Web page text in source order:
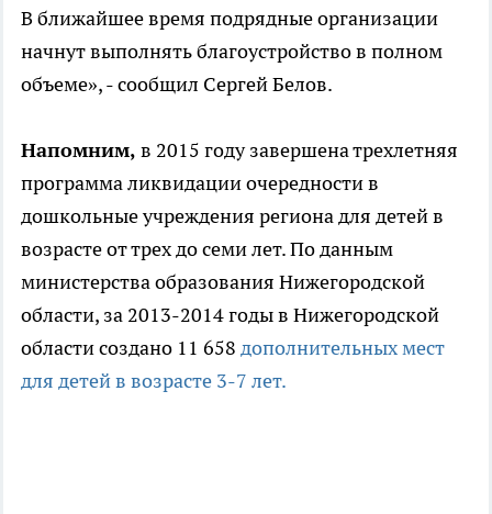
В ближайшее время подрядные организации
начнут выполнять благоустройство в полном
объеме», - сообщил Сергей Белов.
Напомним, в 2015 году завершена трехлетняя
программа ликвидации очередности в
дошкольные учреждения региона для детей в
возрасте от трех до семи лет. По данным
министерства образования Нижегородской
области, за 2013-2014 годы в Нижегородской
области создано 11 658 дополнительных мест
для детей в возрасте 3-7 лет.